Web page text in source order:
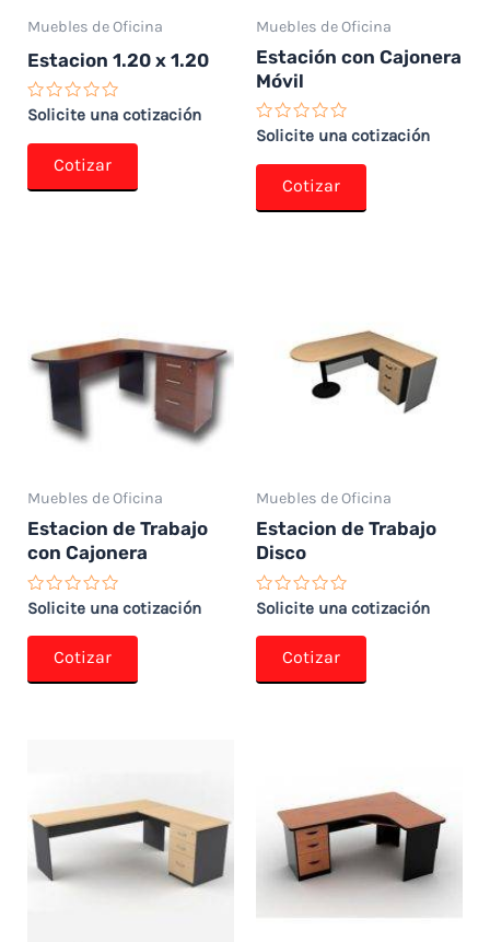
Muebles de Oficina
Estacion 1.20 x 1.20
Valorado
0
Solicite una cotización
Cotizar
Muebles de Oficina
Estación con Cajonera
Móvil
Valorado
0
Solicite una cotización
Cotizar
Muebles de Oficina
Estacion de Trabajo
con Cajonera
Valorado
con
0
Solicite una cotización
Cotizar
Muebles de Oficina
Estacion de Trabajo
Disco
Valorado
con
0
Solicite una cotización
Cotizar